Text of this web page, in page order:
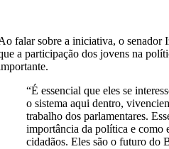
falar sobre a iniciativa, o senador
a participação dos jovens na
“É essencial que eles se
o sistema aqui dentro,
trabalho dos parlamentares.
importância da política e como
cidadãos. Eles são o futuro do